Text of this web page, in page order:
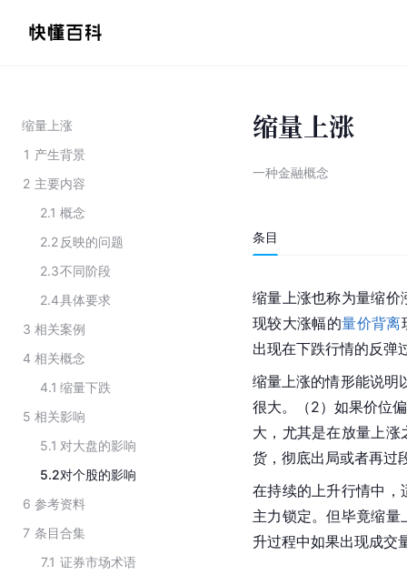
缩量上涨
1 产生背景
2 主要内容
2.1 概念
2.2 反映的问题
2.3不同阶段
2.4具体要求
3 相关案例
4 相关概念
4.1 缩量下跌
5 相关影响
5.1 对大盘的影响
5.2对个股的影响
6 参考资料
7 条目合集
7.1 证券市场术语
缩量上涨
一种金融概念
条目
缩量上涨也称为量缩价
现较大涨幅的量价背离
出现在下跌行情的反弹
缩量上涨的情形能说明
很大。（2）如果价位
大，尤其是在放量上
货，彻底出局或者再过
在持续的上升行情中，
主力锁定。但毕竟缩
升过程中如果出现成交